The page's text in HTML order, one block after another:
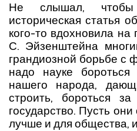
Не слышал, чтобы
историческая статья
кого-то вдохновила
С. Эйзенштейна
грандиозной борьбе с
надо науке
нашего народа,
строить, бороться
государство. Пусть
лучше и для общества,